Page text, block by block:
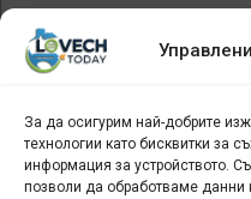
За да осигурим най-добрите
технологии като бисквитки за
информация за устройството.
позволи да обработваме данни
Архив
новини
Арт галерия